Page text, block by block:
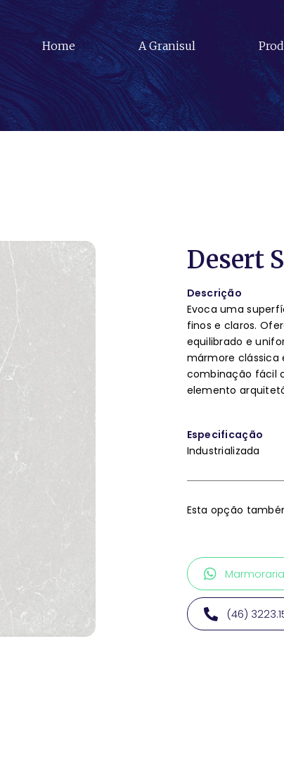
Home A Granisul
Desert
Descrição
Evoca uma
finos e claros.
equilibrado e
mármore clássica
combinação fácil
elemento
Especificação
Industrializada
Esta opção
Marmoraria
(46)